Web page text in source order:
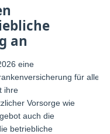
an
eine
für alle
ihre
Vorsorge wie
auch die
betriebliche